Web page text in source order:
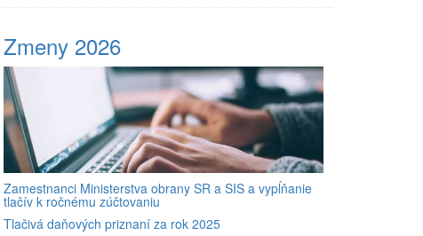
Zmeny 2026
Zamestnanci Ministerstva obrany SR a SIS a vypĺňanie
tlačív k ročnému zúčtovaniu
Tlačivá daňových priznaní za rok 2025